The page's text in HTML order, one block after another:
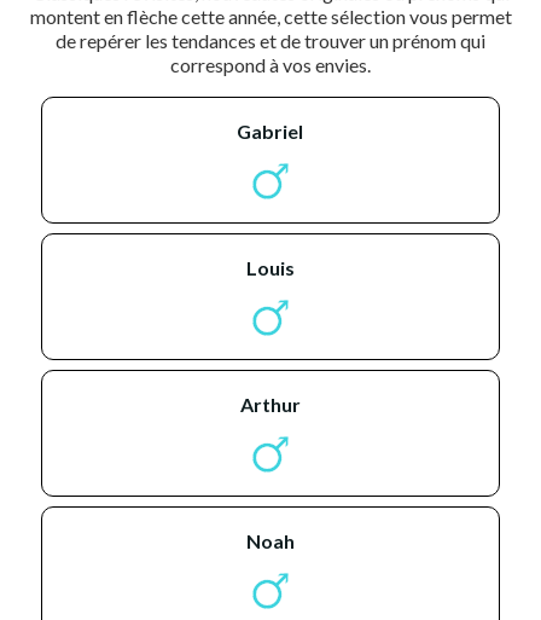
montent en flèche cette année, cette sélection vous permet
de repérer les tendances et de trouver un prénom qui
correspond à vos envies.
gabriel
louis
arthur
noah